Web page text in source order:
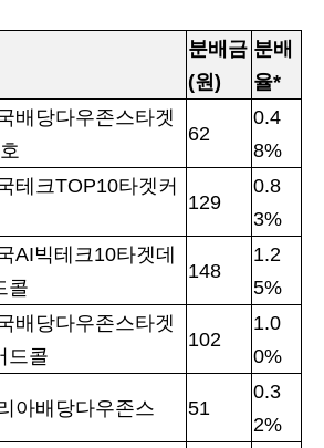
분배금
(원)
분배
율*
배당다우존스타겟
62
0.4
8%
테크TOP10타겟커
129
0.8
3%
AI빅테크10타겟데
콜
148
1.2
5%
배당다우존스타겟
드콜
102
1.0
0%
아배당다우존스 51
0.3
2%